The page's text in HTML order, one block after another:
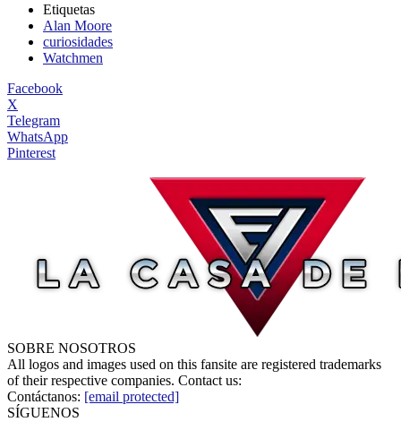
Etiquetas
Alan Moore
curiosidades
Watchmen
Facebook
X
Telegram
WhatsApp
Pinterest
SOBRE NOSOTROS
All logos and images used on this fansite are registered trademarks
of their respective companies. Contact us:
Contáctanos: [email protected]
SÍGUENOS